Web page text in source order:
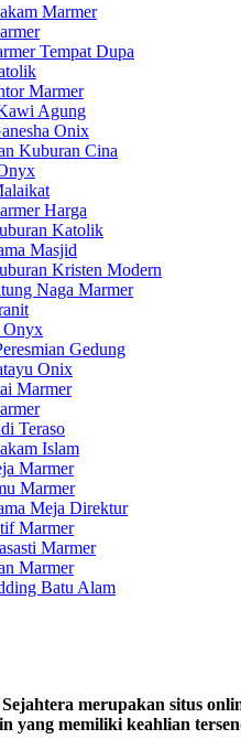
Marmer
Tempat Dupa
Marmer
Agung
Onix
Kuburan Cina
Harga
Katolik
Masjid
Kristen Modern
Naga Marmer
Onyx
Gedung
Onix
Marmer
Teraso
Islam
Marmer
Marmer
Meja Direktur
Marmer
Marmer
Marmer
Batu Alam
merupakan situs
yang memiliki keahlian